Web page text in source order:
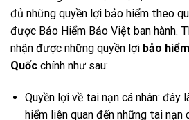
đủ những quyền lợi bảo hiểm theo
được Bảo Hiểm Bảo Việt ban hành.
nhận được những quyền lợi bảo
Quốc chính như sau:
Quyền lợi về tai nạn cá nhân: đây
hiểm liên quan đến những tai nạn